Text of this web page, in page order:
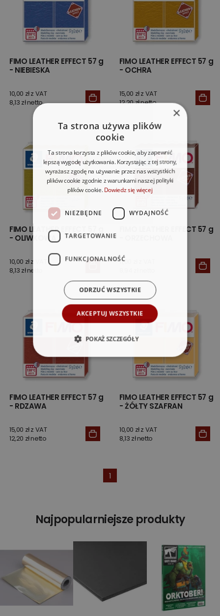
FIMO LEATHER EFFECT 57 g
- NIEBIESKA
10,00 zł z VAT
8,13 zł netto
FIMO LEATHER EFFECT 57 g
- OCHRA
15,00 zł z VAT
12,20 zł netto
FIMO LEATHER EFFECT 57 g
- OLIWKOWA
10,00 zł z VAT
8,13 zł netto
FIMO LEATHER EFFECT 57 g
11,00 zł z VAT
FIMO LEATHER EFFECT 57 g
- RDZAWA
15,00 zł z VAT
12,20 zł netto
FIMO LEATHER EFFECT 57 g
- ŻÓŁTY SZAFRAN
10,00 zł z VAT
8,13 zł netto
1
Najpopularniejsze produkty
×
Ta strona używa plików
cookie
Ta strona korzysta z plików cookie, aby zapewnić
lepszą wygodę użytkowania. Korzystając z tej strony,
wyrażasz zgodę na używanie przez nas wszystkich
plików cookie zgodnie z warunkami naszej polityki
plików cookie. Dowiedz się więcej
NIEZBĘDNE WYDAJNOŚĆ
TARGETOWANIE
FUNKCJONALNOŚĆ
AKCEPTUJ WSZYSTKIE
ODRZUĆ WSZYSTKIE
POKAŻ SZCZEGÓŁY